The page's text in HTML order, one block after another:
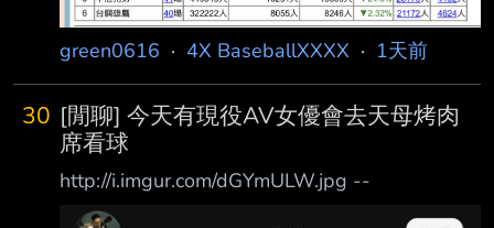
green0616 · 4X BaseballXXXX · 1天前
30 [閒聊] 今天有現役AV女優會去天母烤肉
席看球
http://i.imgur.com/dGYmULW.jpg --